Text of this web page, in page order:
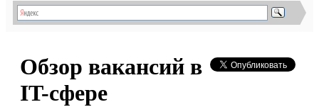
Обзор вакансий в
IT-сфере